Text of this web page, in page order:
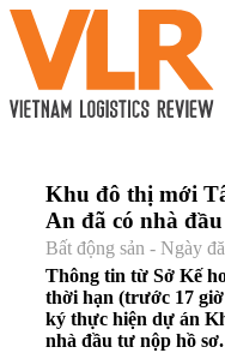
Khu đô thị mới
An đã có nhà
Bất động sản - Ngày
Thông tin từ Sở Kế
thời hạn (trước 17 giờ
ký thực hiện dự án
nhà đầu tư nộp hồ sơ.